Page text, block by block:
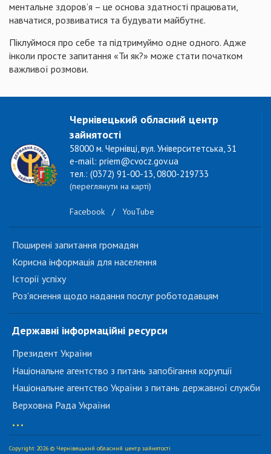
ментальне здоров’я – це основа здатності працювати,
навчатися, розвиватися та будувати майбутнє.
Піклуймося про себе та підтримуймо одне одного. Адже
інколи просте запитання «Ти як?» може стати початком
важливої розмови.
Чернівецький обласний центр
зайнятості
58000 м. Чернівці, вул. Університетська, 31
e-mail: priem@cvocz.gov.ua
тел.: (0372) 91-00-13, 0800-219733
(переглянути на карті)
Facebook / YouTube
Поширені запитання громадян
Корисна інформація для населення
Історії успіху
Роз'яснення щодо надання послуг роботодавцям
Державні інформаційні ресурси
Президент України
Національне агентство з питань запобігання корупції
Національне агентство України з питань державної служби
Верховна Рада України
...
Copyright 2026 © Чернівецький обласний центр зайнятості